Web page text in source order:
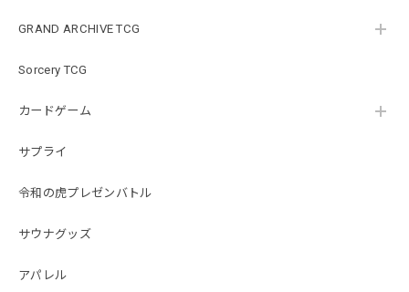
GRAND ARCHIVE TCG
Sorcery TCG
カードゲーム
サプライ
令和の虎プレゼンバトル
サウナグッズ
アパレル